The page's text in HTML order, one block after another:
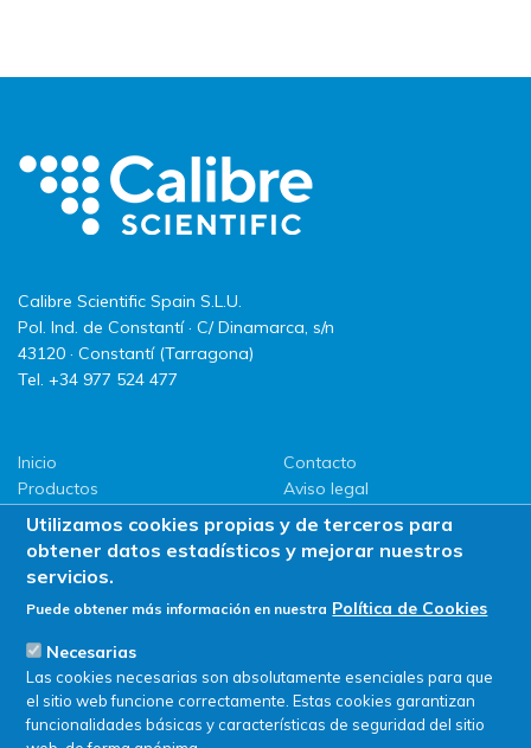
Calibre Scientific Spain S.L.U.
Pol. Ind. de Constantí · C/ Dinamarca, s/n
43120 · Constantí (Tarragona)
Tel. +34 977 524 477
Inicio
Productos
LLG
Promociones
ServiSAT
Contacto
Aviso legal
Política de privacidad
Política de Cookies
Buscar en tienda
Utilizamos cookies propias y de terceros para
obtener datos estadísticos y mejorar nuestros
servicios.
Puede obtener más información en nuestra Política de Cookies
Necesarias
Las cookies necesarias son absolutamente esenciales para que
el sitio web funcione correctamente. Estas cookies garantizan
funcionalidades básicas y características de seguridad del sitio